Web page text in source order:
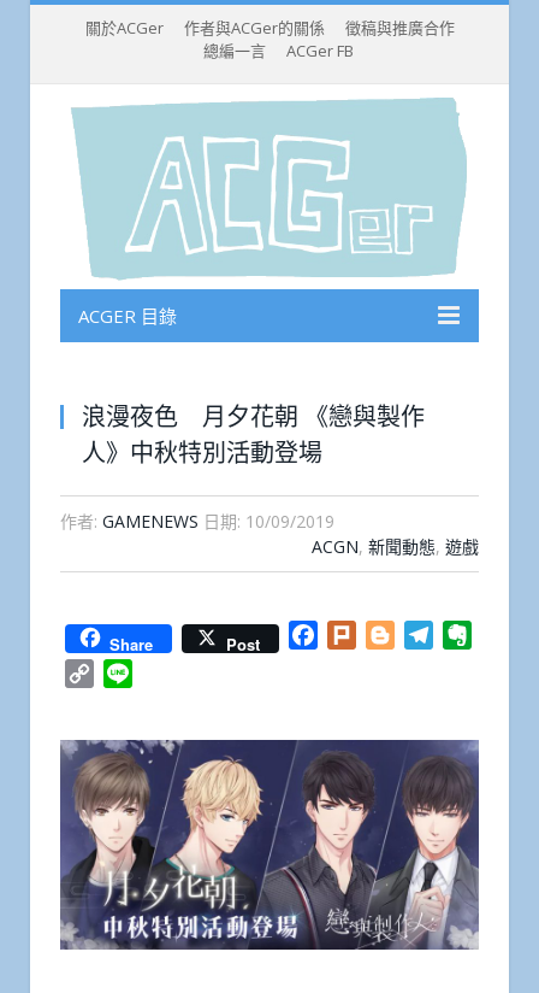
關於ACGer 作者與ACGer的關係
徵稿與推廣合作
總編一言
ACGer FB
ACGER 目錄
浪漫夜色 月夕花朝 《戀與製作
人》中秋特別活動登場
作者: GAMENEWS 日期: 10/09/2019
ACGN, 新聞動態, 遊戲
Share Post Facebook
Plurk BloggerTelegram
Copy